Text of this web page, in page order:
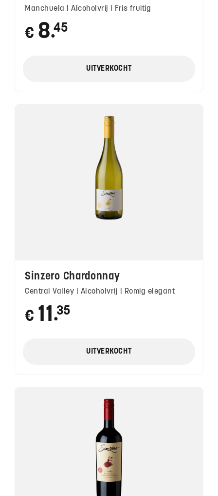
Manchuela | Alcoholvrij | Fris fruitig
€ 8●
45
UITVERKOCHT
Sinzero Chardonnay
Central Valley | Alcoholvrij | Romig elegant
€ 11 ●
35
UITVERKOCHT